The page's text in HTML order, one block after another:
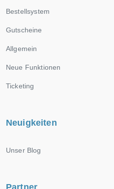
Bestellsystem
Gutscheine
Allgemein
Neue Funktionen
Ticketing
Neuigkeiten
Unser Blog